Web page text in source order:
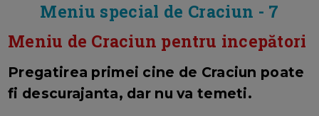
Meniu special de Craciun - 7
Meniu de Craciun pentru incepători
Pregatirea primei cine de Craciun poate
fi descurajanta, dar nu va temeti.